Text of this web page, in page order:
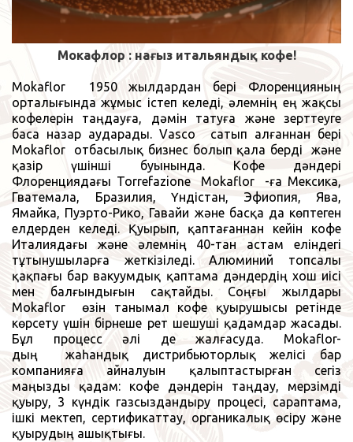
Мокафлор : нағыз итальяндық кофе!
Mokaflor 1950 жылдардан бері Флоренцияның
орталығында жұмыс істеп келеді, әлемнің ең жақсы
кофелерін таңдауға, дәмін татуға және зерттеуге
баса назар аударады.Vasco
сатып алғаннан бері
Mokaflor отбасылық бизнес болып қала берді
және
қазір үшінші буынында. Кофе дәндері
Флоренциядағы Torrefazione Mokaflor
-ға Мексика,
Гватемала, Бразилия, Үндістан, Эфиопия, Ява,
Ямайка, Пуэрто-Рико, Гавайи және басқа да көптеген
елдерден келеді. Қуырып, қаптағаннан кейін кофе
Италиядағы және әлемнің 40-тан астам еліндегі
тұтынушыларға жеткізіледі. Алюминий топсалы
қақпағы бар вакуумдық қаптама дәндердің хош иісі
мен балғындығын сақтайды. Соңғы жылдары
Mokaflor
өзін танымал кофе қуырушысы ретінде
көрсету үшін бірнеше рет шешуші қадамдар жасады.
Бұл процесс әлі де жалғасуда. Mokaflor-
дың
жаһандық дистрибьюторлық желісі бар
компанияға айналуын қалыптастырған сегіз
маңызды қадам: кофе дәндерін таңдау, мерзімді
қуыру, 3 күндік газсыздандыру процесі, сараптама,
ішкі мектеп, сертификаттау, органикалық өсіру және
қуырудың ашықтығы.